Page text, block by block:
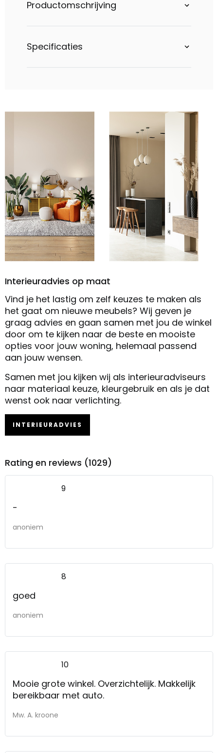
Productomschrijving
Specificaties
Interieuradvies op maat
Vind je het lastig om zelf keuzes te maken als
het gaat om nieuwe meubels? Wij geven je
graag advies en gaan samen met jou de winkel
door om te kijken naar de beste en mooiste
opties voor jouw woning, helemaal passend
aan jouw wensen.
Samen met jou kijken wij als interieuradviseurs
naar materiaal keuze, kleurgebruik en als je dat
wenst ook naar verlichting.
INTERIEURADVIES
Rating en reviews (1029)
9
-
anoniem
8
goed
anoniem
10
Mooie grote winkel. Overzichtelijk. Makkelijk
bereikbaar met auto.
Mw. A. kroone